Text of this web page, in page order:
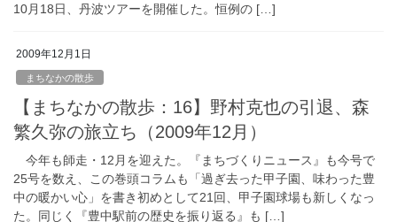
10月18日、丹波ツアーを開催した。恒例の […]
2009年12月1日
まちなかの散歩
【まちなかの散歩：16】野村克也の引退、森
繁久弥の旅立ち（2009年12月）
今年も師走・12月を迎えた。『まちづくりニュース』も今号で
25号を数え、この巻頭コラムも「過ぎ去った甲子園、味わった豊
中の暖かい心」を書き初めとして21回、甲子園球場も新しくなっ
た。同じく『豊中駅前の歴史を振り返る』も […]